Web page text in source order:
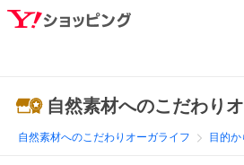
自然素材へのこだわり
自然素材へのこだわりオーガライフ 目的